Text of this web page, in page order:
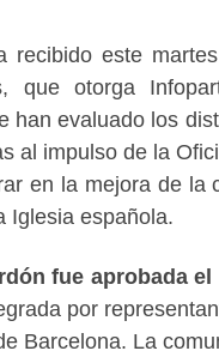
recibido este
que otorga
han evaluado los
al impulso de la
en la mejora de
Iglesia española.
fue aprobada
por
Barcelona. La